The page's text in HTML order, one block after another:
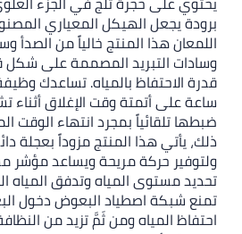
برودة يجعل الهيكل المعياري المصنوع من مادة ABS وعالي
خالياً من الصدأ وسهل الاستخدام وتعمل
على شكل قرص العسل على رفع
قدرة الاحتفاظ بالمياه. تساعدك وظيفة المؤقت لمدة 12
الإغلاق أثناء تشغيل المبرد وسيتم
انتهاء الوقت المحدد. بالإضافة إلى
مزوداً بعجلة دائرية لدعم التوازن
ويساعد مؤشر مستوى المياه على
وتدفق المياه الزائدة عبر الفتحة. كما
البعوض دخول البعوض إلى مكان
تزيد من النظافة.